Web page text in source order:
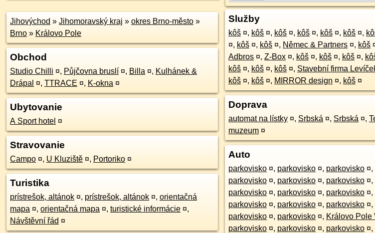
Jihovýchod » Jihomoravský kraj » okres Brno-město »
Brno » Královo Pole
Obchod
Studio Chilli ¤, Půjčovna bruslí ¤, Billa ¤, Kulhánek &
Drápal ¤, TTRACE ¤, K-okna ¤
Ubytovanie
A Sport hotel ¤
Stravovanie
Campo ¤, U Kluziště ¤, Portoriko ¤
Turistika
prístrešok, altánok ¤, prístrešok, altánok ¤, orientačná
mapa ¤, orientačná mapa ¤, turistické informácie ¤,
Návštěvní řád ¤
Služby
kôš ¤, kôš ¤, kôš ¤, kôš ¤, kôš ¤, kôš ¤,
¤, kôš ¤, kôš ¤, Němec & Partners ¤, kôš
Adbros ¤, Z-Box ¤, kôš ¤, kôš ¤, kôš ¤,
kôš ¤, kôš ¤, kôš ¤, Stavební firma
kôš ¤, kôš ¤, MIRROR design ¤, kôš ¤
Doprava
automat na lístky ¤, Srbská ¤, Srbská ¤,
muzeum ¤
Auto
parkovisko ¤, parkovisko ¤, parkovisko ¤,
parkovisko ¤, parkovisko ¤, parkovisko ¤,
parkovisko ¤, parkovisko ¤, parkovisko ¤,
parkovisko ¤, parkovisko ¤, parkovisko ¤,
parkovisko ¤, parkovisko ¤, Královo Pole
parkovisko ¤, parkovisko ¤, parkovisko ¤,